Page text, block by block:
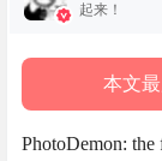
起来！
本文
PhotoDemon: the